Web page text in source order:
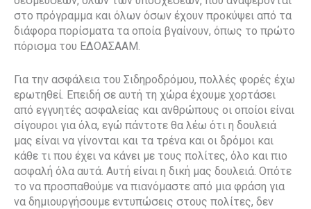
στο πρόγραμμα και όλων όσων έχουν προκύψει από τα
διάφορα πορίσματα τα οποία βγαίνουν, όπως το πρώτο
πόρισμα του ΕΔOΑΣAΑΜ.
Για την ασφάλεια του Σιδηροδρόμου, πολλές φορές έχω
ερωτηθεί. Επειδή σε αυτή τη χώρα έχουμε χορτάσει
από εγγυητές ασφαλείας και ανθρώπους οι οποίοι είναι
σίγουροι για όλα, εγώ πάντοτε θα λέω ότι η δουλειά
μας είναι να γίνονται και τα τρένα και οι δρόμοι και
κάθε τι που έχει να κάνει με τους πολίτες, όλο και πιο
ασφαλή όλα αυτά. Αυτή είναι η δική μας δουλειά. Οπότε
το να προσπαθούμε να πιανόμαστε από μια φράση για
να δημιουργήσουμε εντυπώσεις στους πολίτες, δεν